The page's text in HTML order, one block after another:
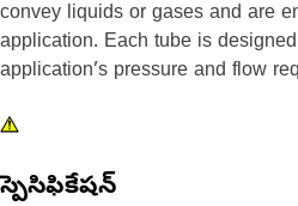
convey liquids or gases and are
application. Each tube is designed to withstand the
application’s pressure and flow
స్పెసిఫికేషన్